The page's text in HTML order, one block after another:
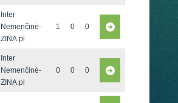
Inter
Nemenčinė-
ZINA.pl
1 0 0
Inter
Nemenčinė-
ZINA.pl
0 0 0